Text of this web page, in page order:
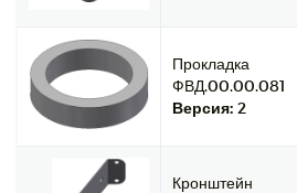
Прокладка
ФВД.00.00.081
Версия: 2
Кронштейн